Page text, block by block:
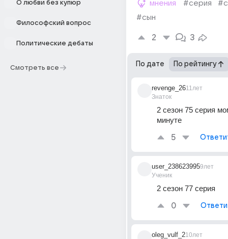
О любви без купюр
Философский вопрос
Политические дебаты
Смотреть все
мнения #серия
#сын
2 3
По дате По рейтингу
revenge_26
Знаток
11лет
2 сезон 75 серия
минуте
5
user_238623995
Ученик
9лет
2 сезон 77 серия
0
oleg_vulf_210лет